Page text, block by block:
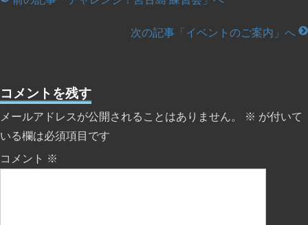
次の記事「イベントのご案内」へ
コメントを残す
メールアドレスが公開されることはありません。 ※ が付いて
いる欄は必須項目です
コメント ※